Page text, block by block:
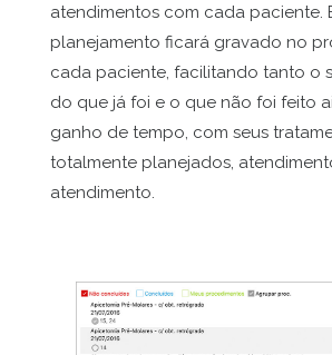
atendimentos com cada paciente.
planejamento ficará gravado no
cada paciente, facilitando tanto o
do que já foi e o que não foi feito
ganho de tempo, com seus
totalmente planejados,
atendimento.